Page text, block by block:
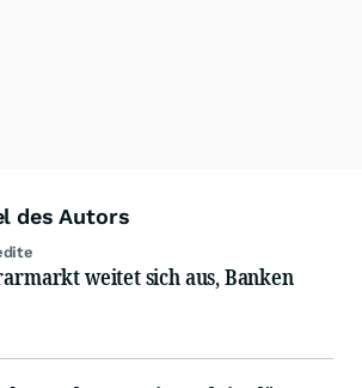
des Autors
weitet sich aus, Banken